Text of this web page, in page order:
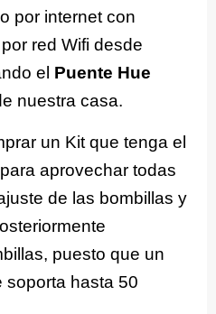
por internet con
red Wifi desde
el Puente Hue
nuestra casa.
un Kit que tenga el
aprovechar todas
de las bombillas y
puesto que un
soporta hasta 50